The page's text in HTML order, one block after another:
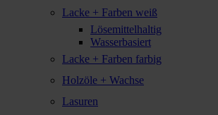
Lacke + Farben weiß
Lösemittelhaltig
Wasserbasiert
Lacke + Farben farbig
Holzöle + Wachse
Lasuren